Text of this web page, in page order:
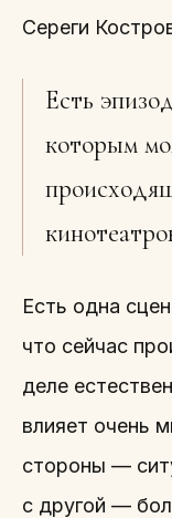
Сереги
Есть
которым
Есть одна
что сейчас
деле
влияет очень
стороны —
с другой —